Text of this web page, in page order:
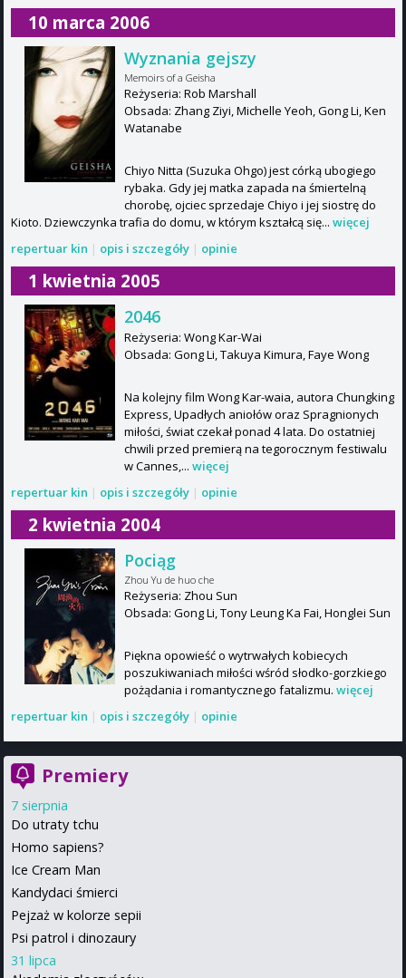
10 marca 2006
Wyznania gejszy
Memoirs of a Geisha
Reżyseria: Rob Marshall
Obsada: Zhang Ziyi, Michelle Yeoh, Gong Li, Ken
Watanabe
Chiyo Nitta (Suzuka Ohgo) jest córką ubogiego
rybaka. Gdy jej matka zapada na śmiertelną
chorobę, ojciec sprzedaje Chiyo i jej siostrę do
Kioto. Dziewczynka trafia do domu, w którym kształcą się... więcej
repertuar kin | opis i szczegóły | opinie
1 kwietnia 2005
2046
Reżyseria: Wong Kar-Wai
Obsada: Gong Li, Takuya Kimura, Faye Wong
Na kolejny film Wong Kar-waia, autora Chungking
Express, Upadłych aniołów oraz Spragnionych
miłości, świat czekał ponad 4 lata. Do ostatniej
chwili przed premierą na tegorocznym festiwalu
w Cannes,... więcej
repertuar kin | opis i szczegóły | opinie
2 kwietnia 2004
Pociąg
Zhou Yu de huo che
Reżyseria: Zhou Sun
Obsada: Gong Li, Tony Leung Ka Fai, Honglei Sun
Piękna opowieść o wytrwałych kobiecych
poszukiwaniach miłości wśród słodko-gorzkiego
pożądania i romantycznego fatalizmu. więcej
repertuar kin | opis i szczegóły | opinie
Premiery
7 sierpnia
Do utraty tchu
Homo sapiens?
Ice Cream Man
Kandydaci śmierci
Pejzaż w kolorze sepii
Psi patrol i dinozaury
31 lipca